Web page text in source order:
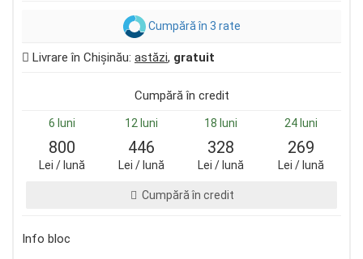
Cumpără în 3 rate
Livrare în Chișinău: astăzi, gratuit
Cumpără în credit
6 luni 12 luni 18 luni 24 luni
800
Lei / lună
446
Lei / lună
328
Lei / lună
269
Lei / lună
Cumpără în credit
Info bloc